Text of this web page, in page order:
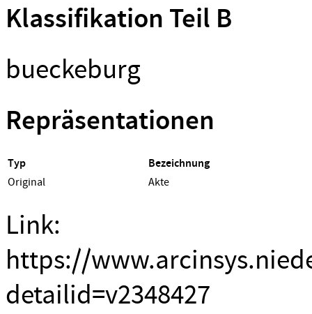
Klassifikation Teil B
bueckeburg
Repräsentationen
Typ Bezeichnung
Original Akte
Link:
https://
detailid=v2348427